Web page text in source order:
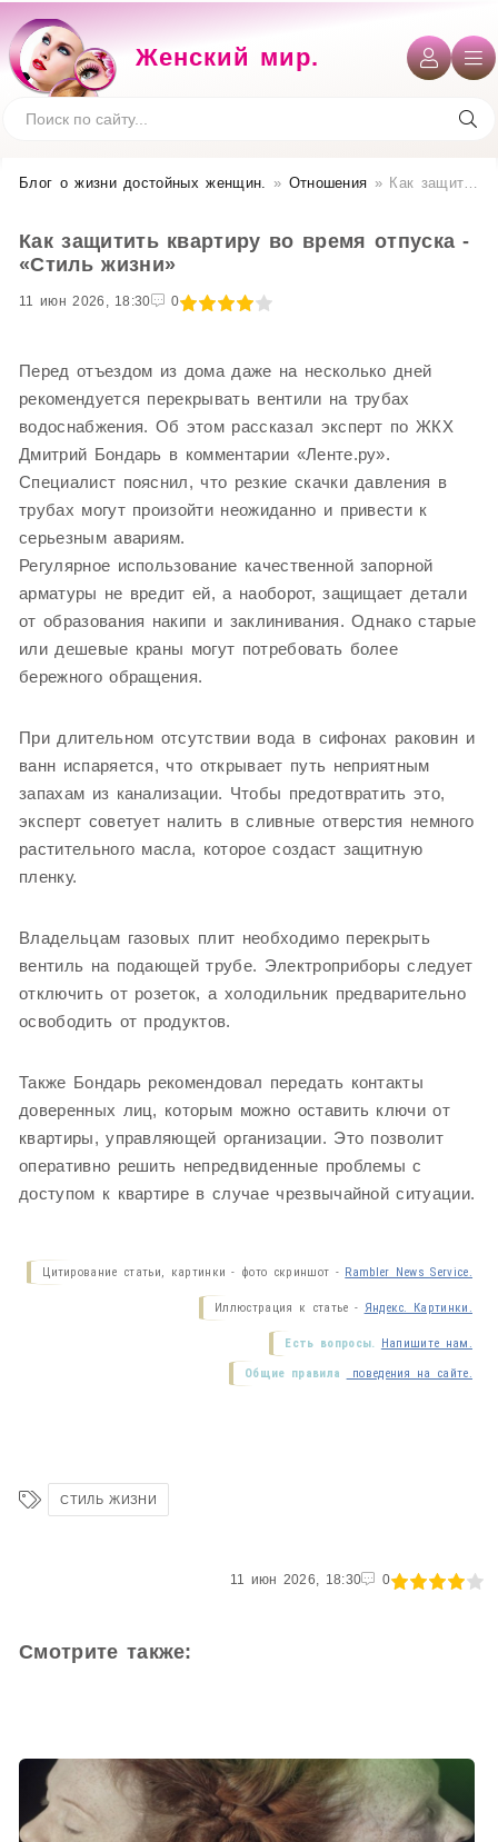
Женский мир.
Блог о жизни достойных женщин​. » Отношения » Как защитить квартиру во время отпуска - «Стиль жизни»
Как защитить квартиру во время отпуска -
«Стиль жизни»
11 июн 2026, 18:30 0
1 2 3 4 5
Перед отъездом из дома даже на несколько дней
рекомендуется перекрывать вентили на трубах
водоснабжения. Об этом рассказал эксперт по ЖКХ
Дмитрий Бондарь в комментарии «Ленте.ру».
Специалист пояснил, что резкие скачки давления в
трубах могут произойти неожиданно и привести к
серьезным авариям.
Регулярное использование качественной запорной
арматуры не вредит ей, а наоборот, защищает детали
от образования накипи и заклинивания. Однако старые
или дешевые краны могут потребовать более
бережного обращения.
При длительном отсутствии вода в сифонах раковин и
ванн испаряется, что открывает путь неприятным
запахам из канализации. Чтобы предотвратить это,
эксперт советует налить в сливные отверстия немного
растительного масла, которое создаст защитную
пленку.
Владельцам газовых плит необходимо перекрыть
вентиль на подающей трубе. Электроприборы следует
отключить от розеток, а холодильник предварительно
освободить от продуктов.
Также Бондарь рекомендовал передать контакты
доверенных лиц, которым можно оставить ключи от
квартиры, управляющей организации. Это позволит
оперативно решить непредвиденные проблемы с
доступом к квартире в случае чрезвычайной ситуации.
Цитирование статьи, картинки - фото скриншот - Rambler News Service.
Иллюстрация к статье - Яндекс. Картинки.
Есть вопросы. Напишите нам.
Общие правила поведения на сайте.
СТИЛЬ ЖИЗНИ
11 июн 2026, 18:30 0
1 2 3 4 5
Смотрите также: